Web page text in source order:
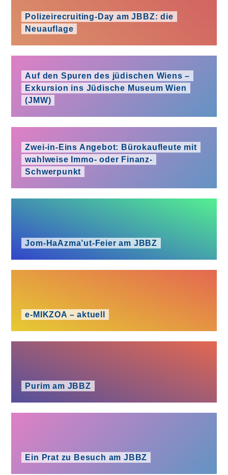
Polizeirecruiting-Day am JBBZ: die
Neuauflage
Auf den Spuren des jüdischen Wiens –
Exkursion ins Jüdische Museum Wien
(JMW)
Zwei-in-Eins Angebot: Bürokaufleute mit
wahlweise Immo- oder Finanz-
Schwerpunkt
Jom-HaAzma’ut-Feier am JBBZ
e‑MIKZOA – aktuell
Purim am JBBZ
Ein Prat zu Besuch am JBBZ